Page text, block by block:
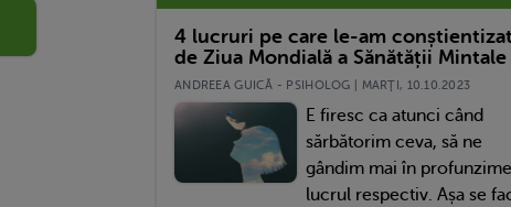
4 lucruri pe care le-am conștientizat
de Ziua Mondială a Sănătății Mintale
ANDREEA GUICĂ - PSIHOLOG | MARŢI, 10.10.2023
E firesc ca atunci când
sărbătorim ceva, să ne
gândim mai în
lucrul respectiv. Așa se